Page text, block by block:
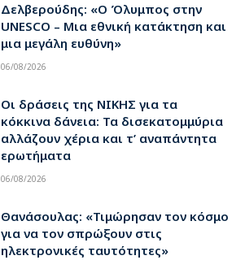
Δελβερούδης: «Ο Όλυμπος στην
UNESCO – Μια εθνική κατάκτηση και
μια μεγάλη ευθύνη»
06/08/2026
Οι δράσεις της ΝΙΚΗΣ για τα
κόκκινα δάνεια: Τα δισεκατομμύρια
αλλάζουν χέρια και τ’ αναπάντητα
ερωτήματα
06/08/2026
Θανάσουλας: «Τιμώρησαν τον κόσμο
για να τον σπρώξουν στις
ηλεκτρονικές ταυτότητες»